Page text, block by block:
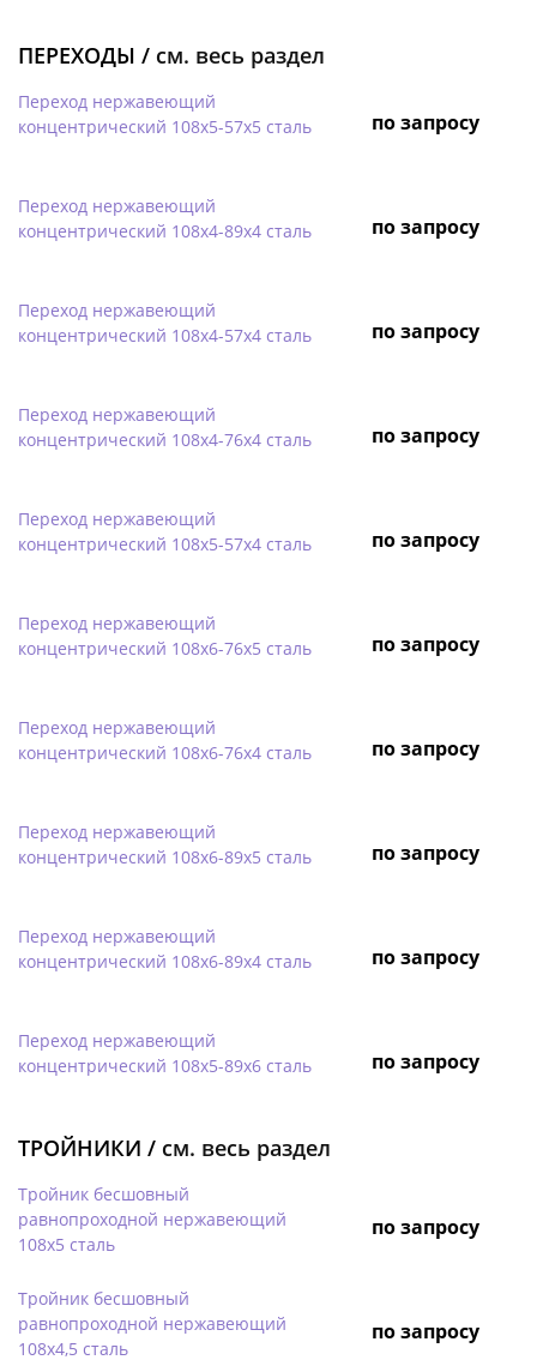
ПЕРЕХОДЫ / см. весь раздел
Переход нержавеющий
концентрический 108х5-57х5 сталь
по запросу
Переход нержавеющий
концентрический 108х4-89х4 сталь
по запросу
Переход нержавеющий
концентрический 108х4-57х4 сталь
по запросу
Переход нержавеющий
концентрический 108х4-76х4 сталь
по запросу
Переход нержавеющий
концентрический 108х5-57х4 сталь
по запросу
Переход нержавеющий
концентрический 108х6-76х5 сталь
по запросу
Переход нержавеющий
концентрический 108х6-76х4 сталь
по запросу
Переход нержавеющий
концентрический 108х6-89х5 сталь
по запросу
Переход нержавеющий
концентрический 108х6-89х4 сталь
по запросу
Переход нержавеющий
концентрический 108х5-89х6 сталь
по запросу
ТРОЙНИКИ / см. весь раздел
Тройник бесшовный
равнопроходной нержавеющий
108х5 сталь
по запросу
Тройник бесшовный
равнопроходной нержавеющий
108х4,5 сталь
по запросу